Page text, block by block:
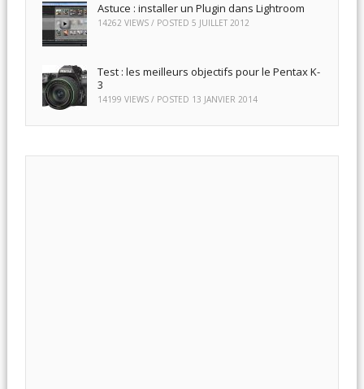
Astuce : installer un Plugin dans Lightroom
14262 VIEWS / POSTED 5 JUILLET 2012
Test : les meilleurs objectifs pour le Pentax K-
3
14199 VIEWS / POSTED 13 JANVIER 2014